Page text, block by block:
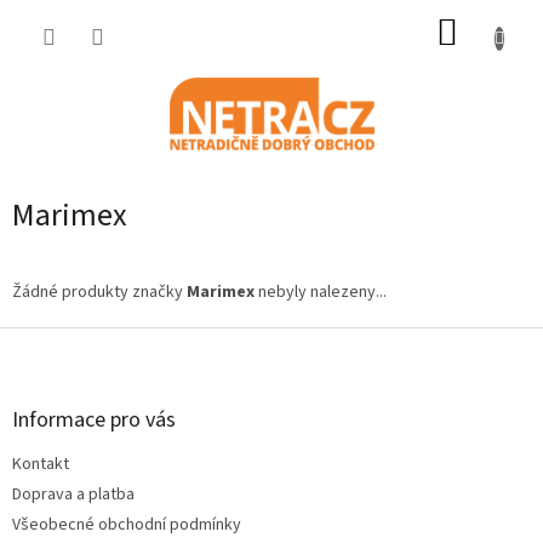
Marimex
Žádné produkty značky Marimexnebyly nalezeny...
Z
Informace pro vás
Kontakt
Doprava a platba
Všeobecné obchodní podmínky